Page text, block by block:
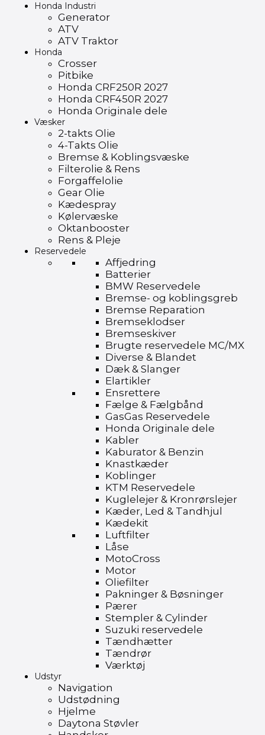
Honda Industri
Generator
ATV
ATV Traktor
Honda
Crosser
Pitbike
Honda CRF250R 2027
Honda CRF450R 2027
Honda Originale dele
Væsker
2-takts Olie
4-Takts Olie
Bremse & Koblingsvæske
Filterolie & Rens
Forgaffelolie
Gear Olie
Kædespray
Kølervæske
Oktanbooster
Rens & Pleje
Reservedele
Affjedring
Batterier
BMW Reservedele
Bremse- og koblingsgreb
Bremse Reparation
Bremseklodser
Bremseskiver
Brugte reservedele MC/MX
Diverse & Blandet
Dæk & Slanger
Elartikler
Ensrettere
Fælge & Fælgbånd
GasGas Reservedele
Honda Originale dele
Kabler
Kaburator & Benzin
Knastkæder
Koblinger
KTM Reservedele
Kuglelejer & Kronrørslejer
Kæder, Led & Tandhjul
Kædekit
Luftfilter
Låse
MotoCross
Motor
Oliefilter
Pakninger & Bøsninger
Pærer
Stempler & Cylinder
Suzuki reservedele
Tændhætter
Tændrør
Værktøj
Udstyr
Navigation
Udstødning
Hjelme
Daytona Støvler